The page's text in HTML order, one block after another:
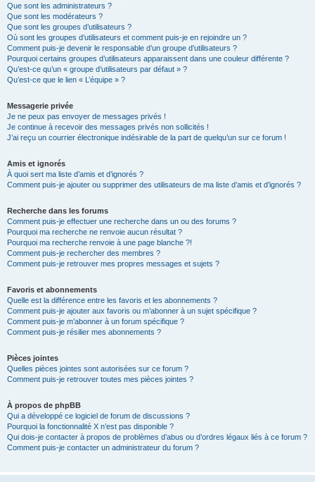
Que sont les administrateurs ?
Que sont les modérateurs ?
Que sont les groupes d’utilisateurs ?
Où sont les groupes d’utilisateurs et comment puis-je en rejoindre un ?
Comment puis-je devenir le responsable d’un groupe d’utilisateurs ?
Pourquoi certains groupes d’utilisateurs apparaissent dans une couleur différente ?
Qu’est-ce qu’un « groupe d’utilisateurs par défaut » ?
Qu’est-ce que le lien « L’équipe » ?
Messagerie privée
Je ne peux pas envoyer de messages privés !
Je continue à recevoir des messages privés non sollicités !
J’ai reçu un courrier électronique indésirable de la part de quelqu’un sur ce forum !
Amis et ignorés
À quoi sert ma liste d’amis et d’ignorés ?
Comment puis-je ajouter ou supprimer des utilisateurs de ma liste d’amis et d’ignorés ?
Recherche dans les forums
Comment puis-je effectuer une recherche dans un ou des forums ?
Pourquoi ma recherche ne renvoie aucun résultat ?
Pourquoi ma recherche renvoie à une page blanche ?!
Comment puis-je rechercher des membres ?
Comment puis-je retrouver mes propres messages et sujets ?
Favoris et abonnements
Quelle est la différence entre les favoris et les abonnements ?
Comment puis-je ajouter aux favoris ou m’abonner à un sujet spécifique ?
Comment puis-je m’abonner à un forum spécifique ?
Comment puis-je résilier mes abonnements ?
Pièces jointes
Quelles pièces jointes sont autorisées sur ce forum ?
Comment puis-je retrouver toutes mes pièces jointes ?
À propos de phpBB
Qui a développé ce logiciel de forum de discussions ?
Pourquoi la fonctionnalité X n’est pas disponible ?
Qui dois-je contacter à propos de problèmes d’abus ou d’ordres légaux liés à ce forum ?
Comment puis-je contacter un administrateur du forum ?